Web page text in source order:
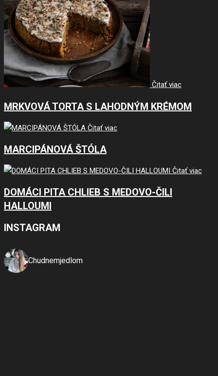
Čitať viac
MRKVOVÁ TORTA S LAHODNÝM KRÉMOM
Čitať viac
MARCIPÁNOVÁ ŠTÓLA
Čitať viac
DOMÁCI PITA CHLIEB S MEDOVO-ČILI
HALLOUMI
INSTAGRAM
Chudnemjedlom